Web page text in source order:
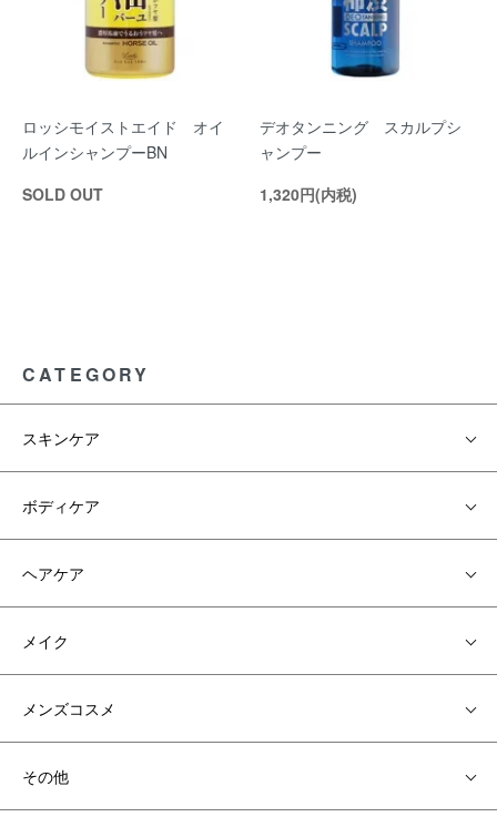
ロッシモイストエイド オイ
ルインシャンプーBN
SOLD OUT
デオタンニング スカルプシ
ャンプー
1,320円(内税)
CATEGORY
スキンケア
ボディケア
ヘアケア
メイク
メンズコスメ
その他